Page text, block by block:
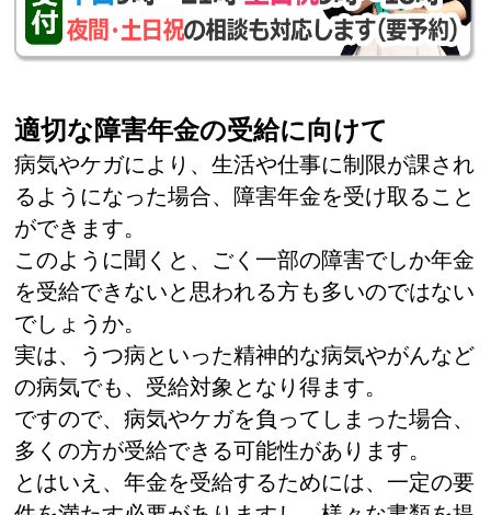
適切な障害年金の受給に向けて
病気やケガにより、生活や仕事に制限が課され
るようになった場合、障害年金を受け取ること
ができます。
このように聞くと、ごく一部の障害でしか年金
を受給できないと思われる方も多いのではない
でしょうか。
実は、うつ病といった精神的な病気やがんなど
の病気でも、受給対象となり得ます。
ですので、病気やケガを負ってしまった場合、
多くの方が受給できる可能性があります。
とはいえ、年金を受給するためには、一定の要